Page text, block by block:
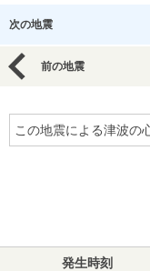
次の地震
前の地震
この地震による津波の
発生時刻